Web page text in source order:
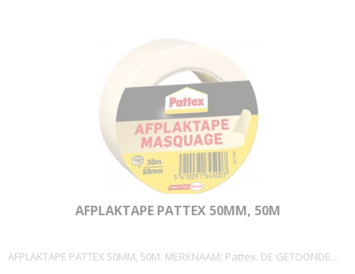
AFPLAKTAPE PATTEX 50MM, 50M
AFPLAKTAPE PATTEX 50MM, 50M. MERKNAAM: Pattex. DE GETOONDE…